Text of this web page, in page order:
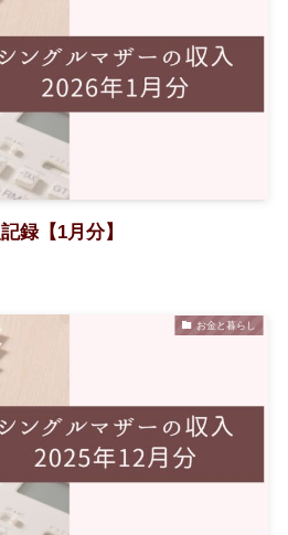
録【1月分】
お金と暮らし